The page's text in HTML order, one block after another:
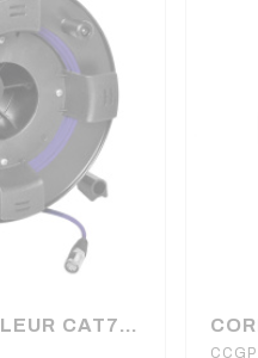
CABLE + ENROULEUR CAT7 RJ45 / RJ45 NEUTRIK LONGUEUR 50 METRES SOMMER CABLE